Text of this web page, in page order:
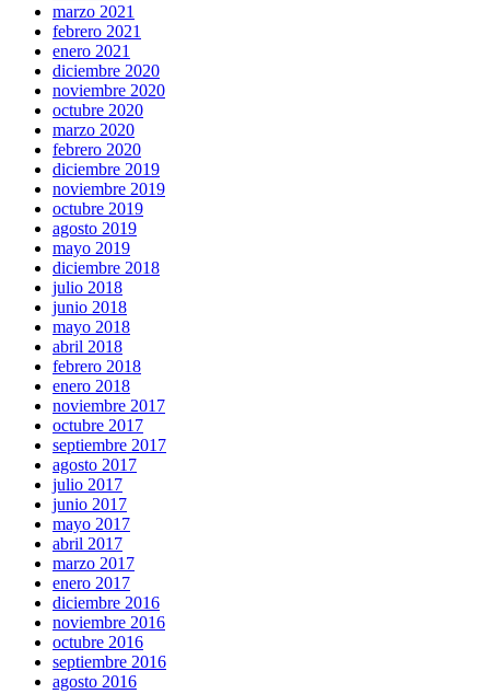
marzo 2021
febrero 2021
enero 2021
diciembre 2020
noviembre 2020
octubre 2020
marzo 2020
febrero 2020
diciembre 2019
noviembre 2019
octubre 2019
agosto 2019
mayo 2019
diciembre 2018
julio 2018
junio 2018
mayo 2018
abril 2018
febrero 2018
enero 2018
noviembre 2017
octubre 2017
septiembre 2017
agosto 2017
julio 2017
junio 2017
mayo 2017
abril 2017
marzo 2017
enero 2017
diciembre 2016
noviembre 2016
octubre 2016
septiembre 2016
agosto 2016